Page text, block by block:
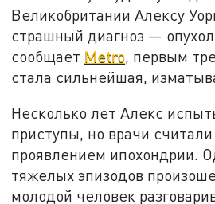
Великобритании Алексу
страшный диагноз —
сообщает Metro, первым
стала сильнейшая,
Несколько лет Алекс
приступы, но врачи
проявлением ипохондрии.
тяжелых эпизодов
молодой человек